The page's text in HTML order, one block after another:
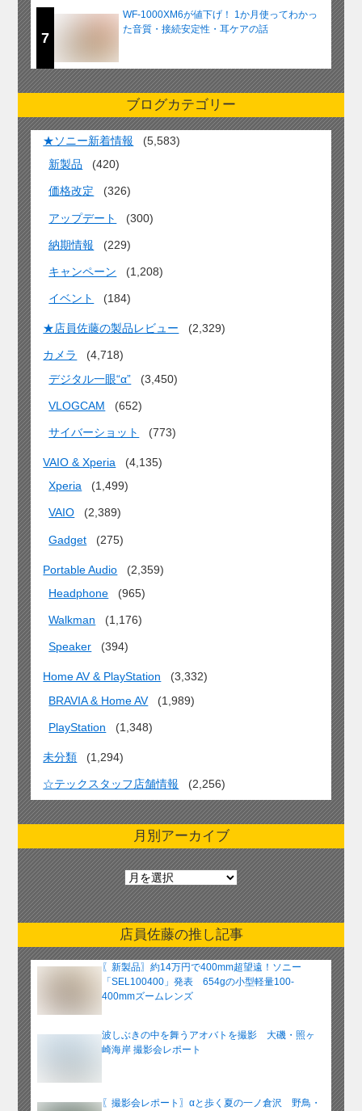
7
WF-1000XM6が値下げ！ 1か月使ってわかっ
た音質・接続安定性・耳ケアの話
ブログカテゴリー
★ソニー新着情報
(5,583)
新製品
(420)
価格改定 (326)
アップデート (300)
納期情報 (229)
キャンペーン (1,208)
イベント (184)
★店員佐藤の製品レビュー (2,329)
カメラ
(4,718)
デジタル一眼“α”
(3,450)
VLOGCAM (652)
サイバーショット (773)
VAIO & Xperia
(4,135)
Xperia
(1,499)
VAIO (2,389)
Gadget (275)
Portable Audio
(2,359)
Headphone
(965)
Walkman (1,176)
Speaker (394)
Home AV & PlayStation
(3,332)
BRAVIA & Home AV
(1,989)
PlayStation (1,348)
未分類 (1,294)
☆テックスタッフ店舗情報 (2,256)
月別アーカイブ
月
別
ア
ー
カ
イ
ブ
店員佐藤の推し記事
〖新製品〗約14万円で400mm超望遠！ソニー
「SEL100400」発表 654gの小型軽量100-
400mmズームレンズ
波しぶきの中を舞うアオバトを撮影 大磯・照ヶ
崎海岸 撮影会レポート
〖撮影会レポート〗αと歩く夏の一ノ倉沢 野鳥・